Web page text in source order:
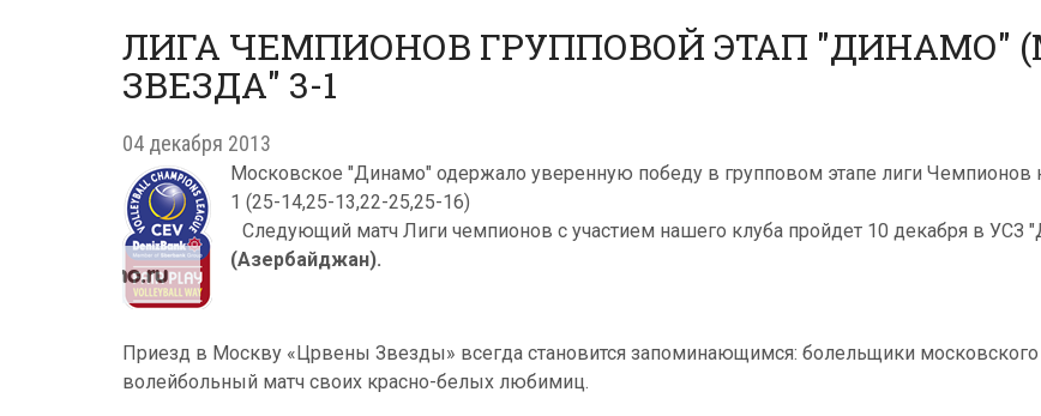
ЛИГА ЧЕМПИОНОВ ГРУППОВОЙ ЭТАП "ДИНАМО"
ЗВЕЗДА" 3-1
04 декабря 2013
Московское "Динамо" одержало уверенную победу в групповом этапе лиги Чемпионов
1 (25-14,25-13,22-25,25-16)
Следующий матч Лиги чемпионов с участием нашего клуба пройдет 10 декабря в УСЗ
(Азербайджан).
Приезд в Москву «Црвены Звезды» всегда становится запоминающимся: болельщики московского
волейбольный матч своих красно-белых любимиц.